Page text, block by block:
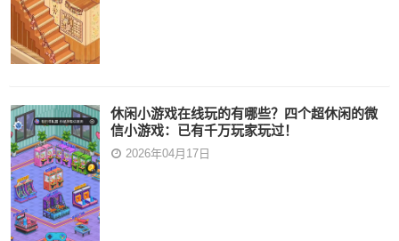
休闲小游戏在线玩的有哪些？四个超休闲的微
信小游戏：已有千万玩家玩过！
2026年04月17日